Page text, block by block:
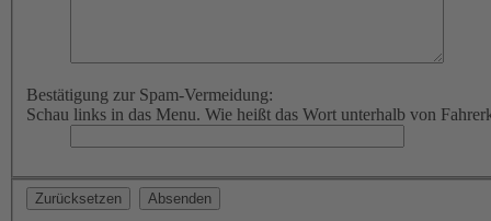
Bestätigung zur Spam-Vermeidung:
Schau links in das Menu. Wie heißt das Wort unterhalb von